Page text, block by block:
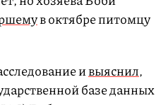
в октябре питомцу
ивыяснил,
базе данных